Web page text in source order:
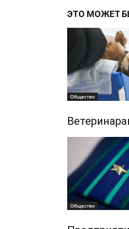
ЭТО МОЖЕТ
Общество
Общество